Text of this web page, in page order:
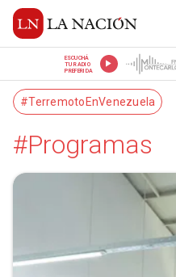
ESCUCHÁ
TU RADIO
PREFERIDA
#TerremotoEnVenezuela
#Programas